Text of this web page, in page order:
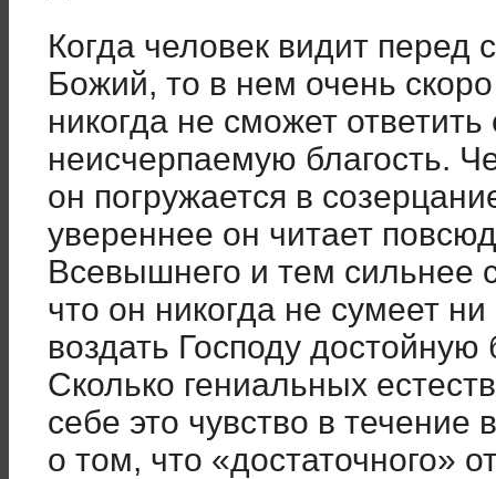
Когда человек видит
Божий, то в нем очень
никогда не сможет ответить
неисчерпаемую благость.
он погружается в
увереннее он читает
Всевышнего и тем сильнее
что он никогда не сумеет
воздать Господу достойную
Сколько гениальных
себе это чувство в
о том, что «достаточного»